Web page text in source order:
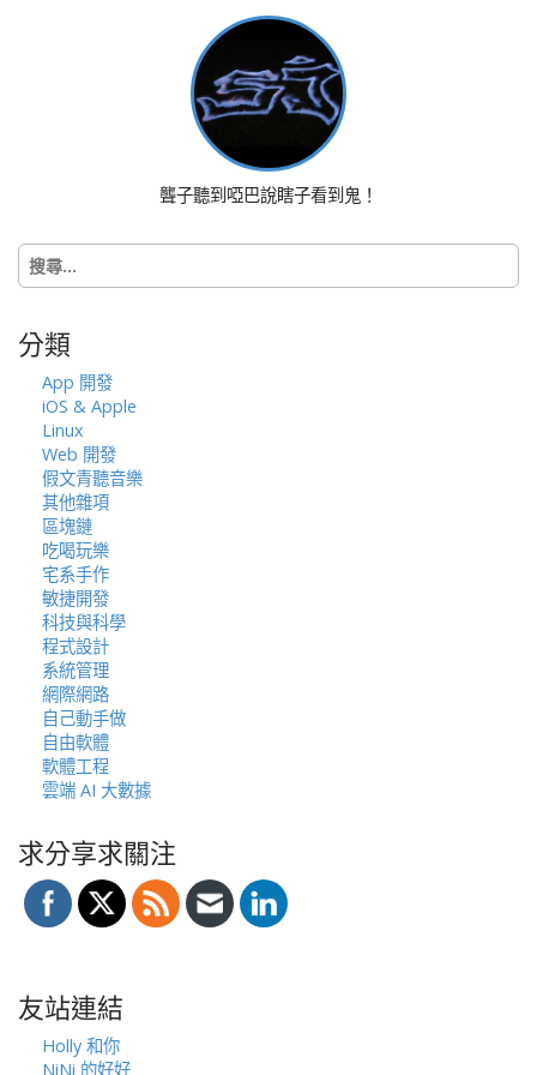
i
o
n
聾子聽到啞巴說瞎子看到鬼！
搜
尋
字:
分類
App 開發
iOS & Apple
Linux
Web 開發
假文青聽音樂
其他雜項
區塊鏈
吃喝玩樂
宅系手作
敏捷開發
科技與科學
程式設計
系統管理
網際網路
自己動手做
自由軟體
軟體工程
雲端 AI 大數據
求分享求關注
友站連結
Holly 和你
NiNi 的好好